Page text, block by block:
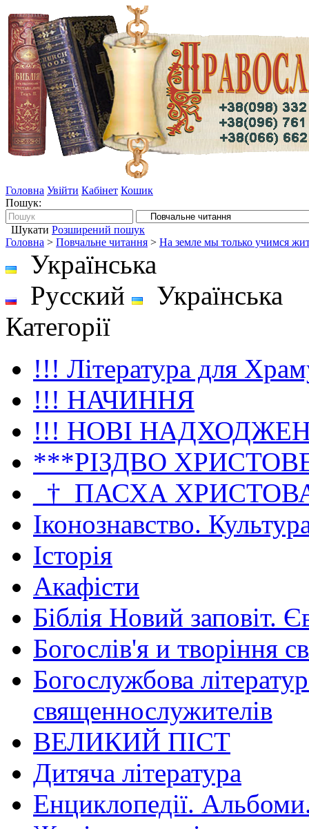
Головна Увійти Кабінет Кошик
Пошук:
Шукати Розширений пошук
Головна > Повчальне читання > На земле мы только учимся
Українська
Русский
Українська
Категорії
!!! Література для
!!! НАЧИННЯ
!!! НОВІ
***РІЗДВО
_†_ПАСХА
Іконознавство.
Історія
Акафісти
Біблія Новий заповіт.
Богослів'я и творіння
Богослужбова
священнослужителів
ВЕЛИКИЙ ПІСТ
Дитяча література
Енциклопедії.